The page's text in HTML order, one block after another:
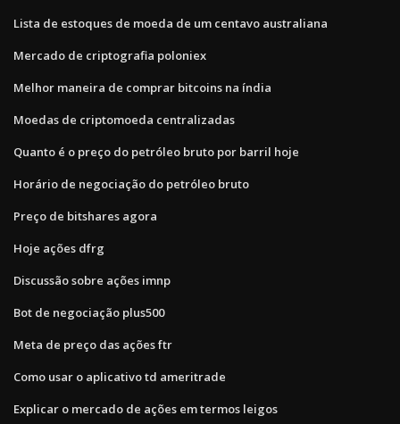
Lista de estoques de moeda de um centavo australiana
Mercado de criptografia poloniex
Melhor maneira de comprar bitcoins na índia
Moedas de criptomoeda centralizadas
Quanto é o preço do petróleo bruto por barril hoje
Horário de negociação do petróleo bruto
Preço de bitshares agora
Hoje ações dfrg
Discussão sobre ações imnp
Bot de negociação plus500
Meta de preço das ações ftr
Como usar o aplicativo td ameritrade
Explicar o mercado de ações em termos leigos